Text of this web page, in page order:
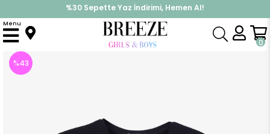
%30 Sepette Yaz İndirimi, Hemen Al!
İndirimlere ek %10 İndirimi Kap, Hemen Üye Ol!
0
Menu
Anasayfa Üst Giyim Tişört
%43